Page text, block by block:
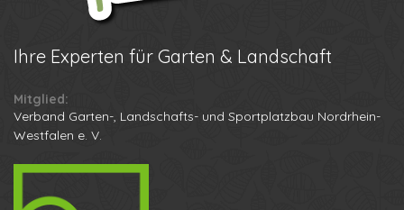
Ihre Experten für Garten & Landschaft
Mitglied:
Verband Garten-, Landschafts- und Sportplatzbau Nordrhein-
Westfalen e. V.